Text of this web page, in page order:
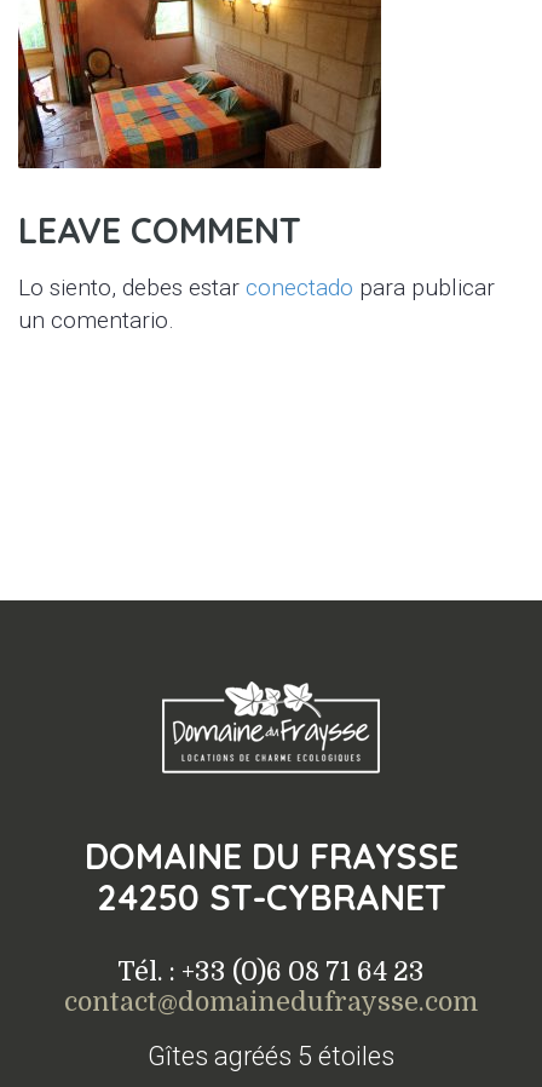
LEAVE COMMENT
Lo siento, debes estar conectado para publicar
un comentario.
DOMAINE DU FRAYSSE
24250 ST-CYBRANET
Tél. : +33 (0)6 08 71 64 23
contact@domainedufraysse.com
Gîtes agréés 5 étoiles